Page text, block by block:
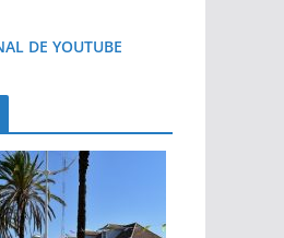
DE YOUTUBE